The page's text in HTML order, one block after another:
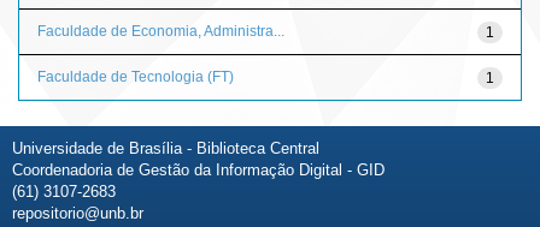
1
Faculdade de Economia, Administra...
1
Faculdade de Tecnologia (FT)
Universidade de Brasília - Biblioteca Central
Coordenadoria de Gestão da Informação Digital - GID
(61) 3107-2683
repositorio@unb.br